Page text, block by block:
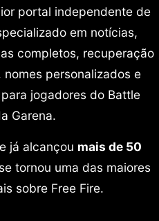
portal independente de
em notícias,
completos, recuperação
personalizados e
jogadores do Battle
Garena.
já alcançou mais de 50
tornou uma das maiores
sobre Free Fire.